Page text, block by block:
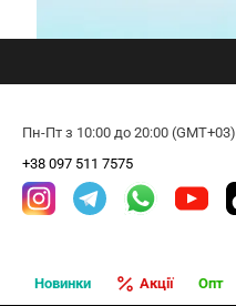
Пн-Пт з 10:00 до 20:00 (GMT+03)
+38 097 511 7575
Новинки Акції Опт